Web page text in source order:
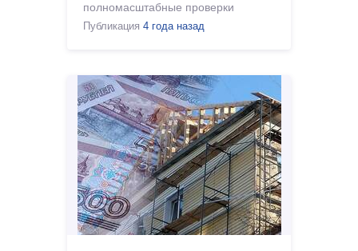
полномасштабные проверки
всесторонней деятельности
Публикация 4 года назад